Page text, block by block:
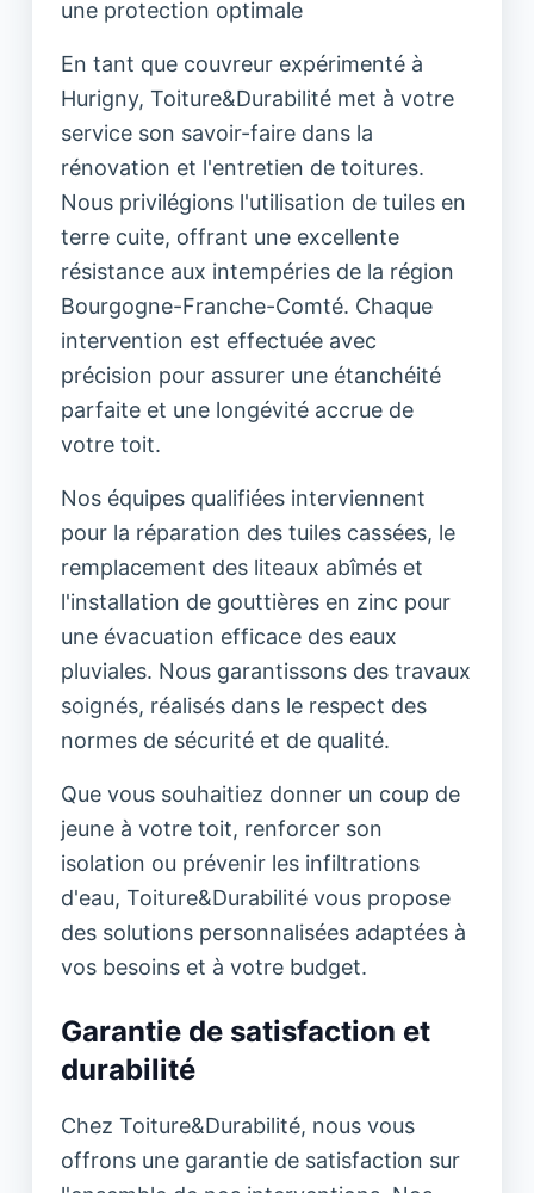
une protection optimale
En tant que couvreur expérimenté à
Hurigny, Toiture&Durabilité met à votre
service son savoir-faire dans la
rénovation et l'entretien de toitures.
Nous privilégions l'utilisation de tuiles en
terre cuite, offrant une excellente
résistance aux intempéries de la région
Bourgogne-Franche-Comté. Chaque
intervention est effectuée avec
précision pour assurer une étanchéité
parfaite et une longévité accrue de
votre toit.
Nos équipes qualifiées interviennent
pour la réparation des tuiles cassées, le
remplacement des liteaux abîmés et
l'installation de gouttières en zinc pour
une évacuation efficace des eaux
pluviales. Nous garantissons des travaux
soignés, réalisés dans le respect des
normes de sécurité et de qualité.
Que vous souhaitiez donner un coup de
jeune à votre toit, renforcer son
isolation ou prévenir les infiltrations
d'eau, Toiture&Durabilité vous propose
des solutions personnalisées adaptées à
vos besoins et à votre budget.
Garantie de satisfaction et
durabilité
Chez Toiture&Durabilité, nous vous
offrons une garantie de satisfaction sur